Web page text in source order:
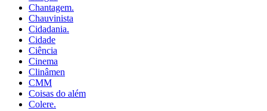
Chantagem.
Chauvinista
Cidadania.
Cidade
Ciência
Cinema
Clinâmen
CMM
Coisas do além
Colere.